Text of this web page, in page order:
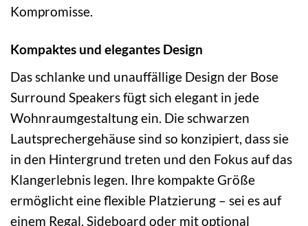
Kompromisse.
Kompaktes und elegantes Design
Das schlanke und unauffällige Design der Bose
Surround Speakers fügt sich elegant in jede
Wohnraumgestaltung ein. Die schwarzen
Lautsprechergehäuse sind so konzipiert, dass sie
in den Hintergrund treten und den Fokus auf das
Klangerlebnis legen. Ihre kompakte Größe
ermöglicht eine flexible Platzierung – sei es auf
einem Regal, Sideboard oder mit optional